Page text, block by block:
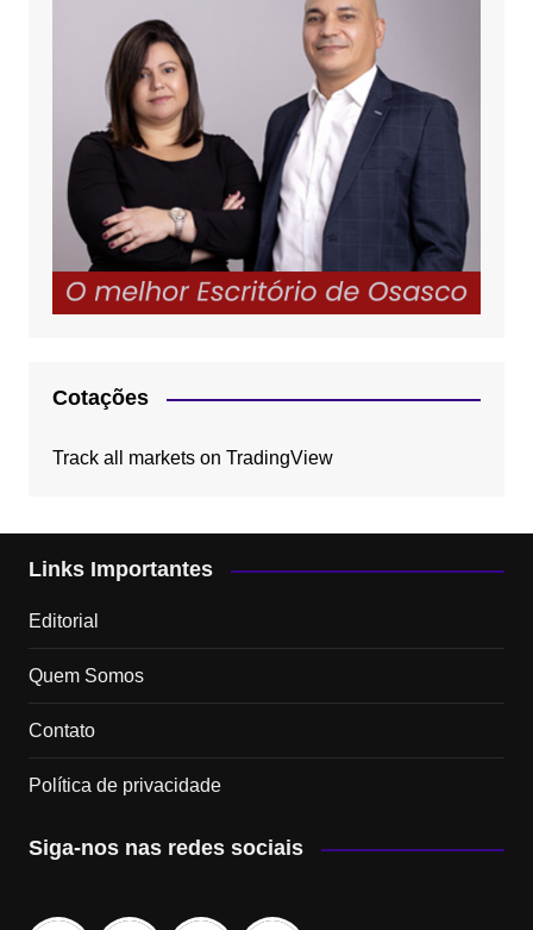
Cotações
Track all markets on TradingView
Links Importantes
Editorial
Quem Somos
Contato
Política de privacidade
Siga-nos nas redes sociais